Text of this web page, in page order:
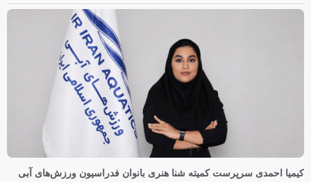
کیمیا احمدی سرپرست کمیته شنا هنری بانوان فدراسیون ورزش‌های آبی